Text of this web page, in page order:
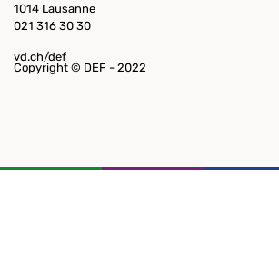
1014 Lausanne
021 316 30 30
vd.ch/def
Copyright © DEF - 2022